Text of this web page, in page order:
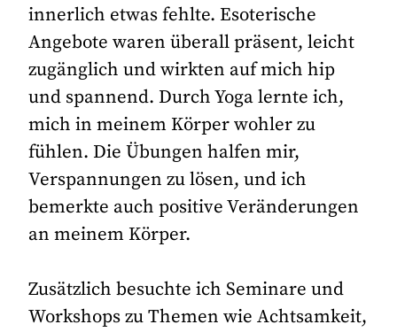
innerlich etwas fehlte. Esoterische
Angebote waren überall präsent, leicht
zugänglich und wirkten auf mich hip
und spannend. Durch Yoga lernte ich,
mich in meinem Körper wohler zu
fühlen. Die Übungen halfen mir,
Verspannungen zu lösen, und ich
bemerkte auch positive Veränderungen
an meinem Körper.
Zusätzlich besuchte ich Seminare und
Workshops zu Themen wie Achtsamkeit,